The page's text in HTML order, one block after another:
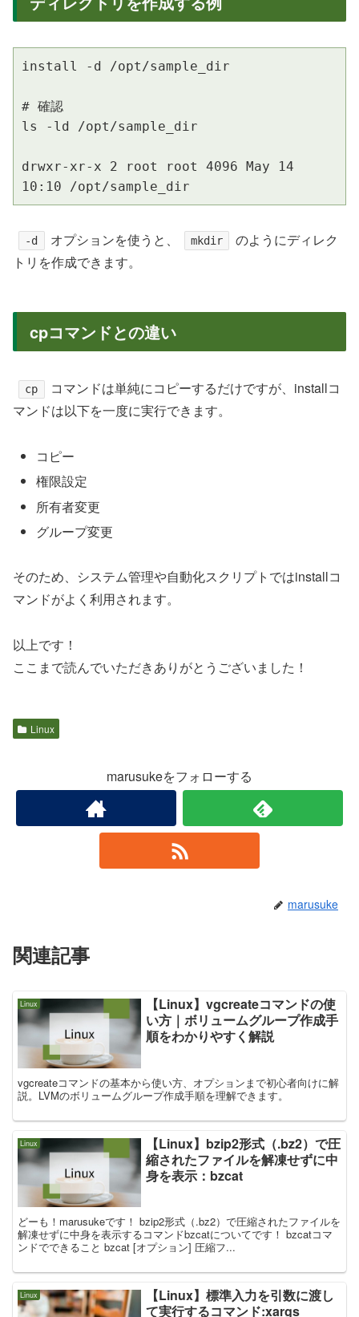
install -d /opt/sample_dir
# 確認
ls -ld /opt/sample_dir
drwxr-xr-x 2 root root 4096 May 14
10:10 /opt/sample_dir
-d オプションを使うと、 mkdir
のようにディレク
トリを作成できます。
cpコマンドとの違い
cp
コマンドは単純にコピーするだけですが、installコ
マンドは以下を一度に実行できます。
コピー
権限設定
所有者変更
グループ変更
そのため、システム管理や自動化スクリプトではinstallコ
マンドがよく利用されます。
以上です！
ここまで読んでいただきありがとうございました！
Linux
marusukeをフォローする
marusuke
関連記事
Linux
【Linux】vgcreateコマンドの使
い方｜ボリュームグループ作成手
順をわかりやすく解説
vgcreateコマンドの基本から使い方、オプションまで初心者向けに解
説。LVMのボリュームグループ作成手順を理解できます。
Linux
【Linux】bzip2形式（.bz2）で圧
縮されたファイルを解凍せずに中
身を表示：bzcat
どーも！marusukeです！ bzip2形式（.bz2）で圧縮されたファイルを
解凍せずに中身を表示するコマンドbzcatについてです！ bzcatコマ
ンドでできること bzcat [オプション] 圧縮フ...
Linux
【Linux】標準入力を引数に渡し
て実行するコマンド:xargs